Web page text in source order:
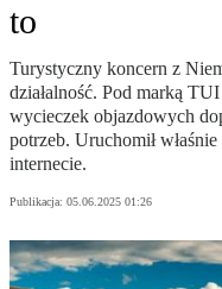
to
Turystyczny koncern z
działalność. Pod marką
wycieczek objazdowych
potrzeb. Uruchomił
internecie.
Publikacja: 05.06.2025 01:26